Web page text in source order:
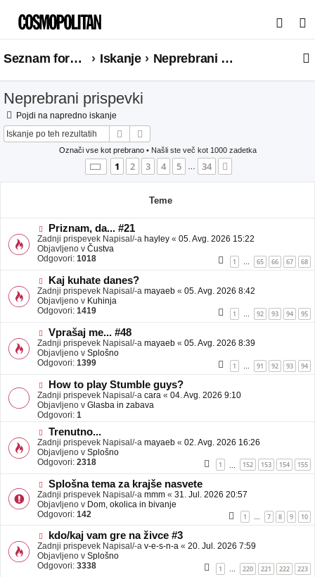
s
a
Seznam forumov Iskanje Neprebrani prispevki
Neprebrani prispevki
Pojdi na napredno iskanje
Iskanje
Označi vse kot prebrano• Našli ste več kot 1000 zadetka
Stran 1od34
1 2 3 4 5 … 34
Teme
N
o
v
e
b
a
v
e
Priznam, da... #21
Zadnji prispevek Napisal/-a hayley « 05. Avg. 2026 15:22
Objavljeno v Čustva
Odgovori: 1018 1 … 65 66 67 68
N
o
v
e
b
a
v
e
Kaj kuhate danes?
Zadnji prispevek Napisal/-a mayaeb « 05. Avg. 2026 8:42
Objavljeno v Kuhinja
Odgovori: 1419 1 … 92 93 94 95
N
o
v
e
b
a
v
e
Vprašaj me... #48
Zadnji prispevek Napisal/-a mayaeb « 05. Avg. 2026 8:39
Objavljeno v Splošno
Odgovori: 1399 1 91 92 93 94
N
o
v
e
o
b
j
a
v
e
How to play Stumble guys?
Zadnji prispevek Napisal/-a cara « 04. Avg. 2026 9:10
Objavljeno v Glasba in zabava
Odgovori: 1
N
o
v
e
o
b
a
v
e
Trenutno...
Zadnji prispevek Napisal/-a mayaeb « 02. Avg. 2026 16:26
Objavljeno v Splošno
Odgovori: 2318 1 152 153 154 155
N
o
v
e
o
b
a
v
e
Splošna tema za krajše nasvete
Zadnji prispevek Napisal/-a mmm « 31. Jul. 2026 20:57
Objavljeno v Dom, okolica in bivanje
Odgovori: 142 1 … 7 8 9 10
N
o
v
e
kdo/kaj vam gre na živce #3
Zadnji prispevek Napisal/-a v-e-s-n-a « 20. Jul. 2026 7:59
Objavljeno v Splošno
Odgovori: 3338 1 … 220 221 222 223